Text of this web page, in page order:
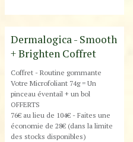
Dermalogica - Smooth
+ Brighten Coffret
Coffret - Routine gommante
Votre Microfoliant 74g = Un
pinceau éventail + un bol
OFFERTS
76€ au lieu de 104€ - Faites une
économie de 28€ (dans la limite
des stocks disponibles)